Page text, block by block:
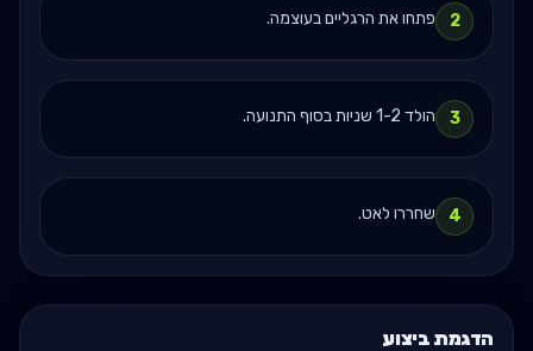
2 פתחו את הרגליים בעוצמה.
3 הולד 1-2 שניות בסוף התנועה.
4 שחררו לאט.
הדגמת ביצוע